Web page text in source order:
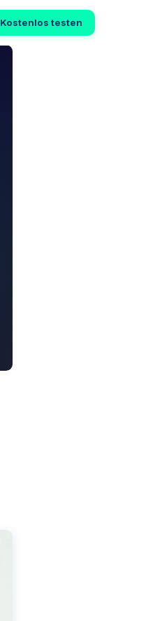
Kostenlos testen